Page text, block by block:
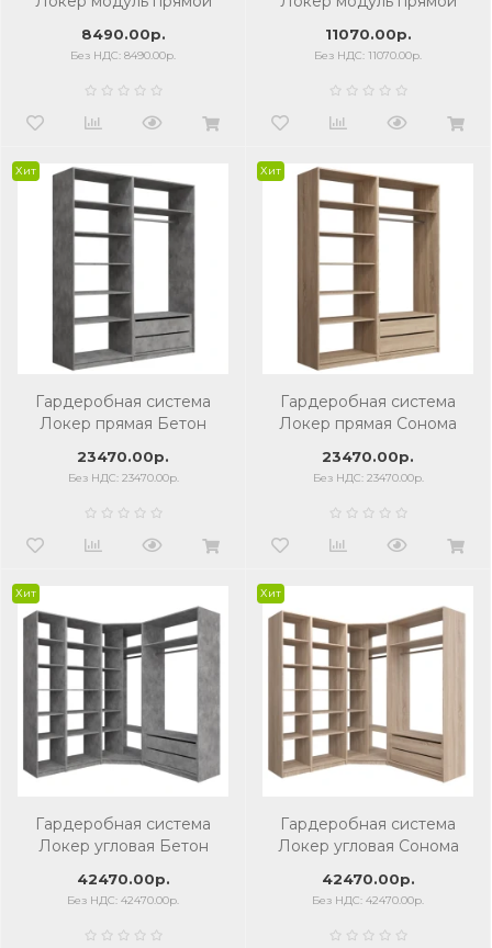
8490.00р.
Без НДС: 8490.00р.
11070.00р.
Без НДС: 11070.00р.
Хит
Гардеробная система
Локер прямая Бетон
23470.00р.
Без НДС: 23470.00р.
Хит
Гардеробная система
Локер прямая Сонома
23470.00р.
Без НДС: 23470.00р.
Хит
Гардеробная система
Локер угловая Бетон
42470.00р.
Без НДС: 42470.00р.
Хит
Гардеробная система
Локер угловая Сонома
42470.00р.
Без НДС: 42470.00р.